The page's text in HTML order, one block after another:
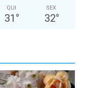
QUI
31 °
SEX
32°